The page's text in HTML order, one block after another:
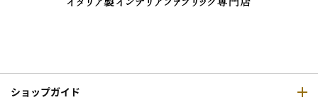
ショップガイド